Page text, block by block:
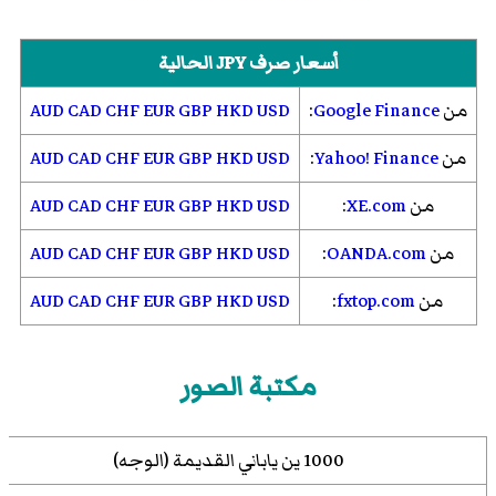
أسعار صرف JPY الحالية
منGoogle Finance
:
AUDCADCHFEURGBPHKDUSD
منYahoo! Finance
:
AUDCADCHFEURGBPHKDUSD
منXE.com
:
AUDCADCHFEURGBPHKDUSD
منOANDA.com
:
AUDCADCHFEURGBPHKDUSD
منfxtop.com
:
AUDCADCHFEURGBPHKDUSD
مكتبة الصور
1000 ين ياباني القديمة (الوجه)